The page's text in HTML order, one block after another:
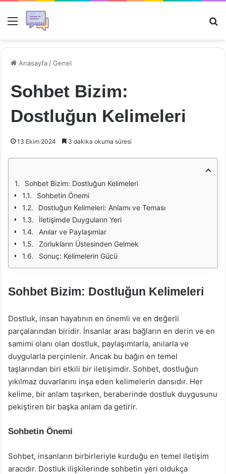
Menü
Anasayfa /Genel
Sohbet Bizim:
Dostluğun Kelimeleri
13 Ekim 2024 3 dakika okuma süresi
Sohbet Bizim: Dostluğun Kelimeleri
Sohbetin Önemi
Dostluğun Kelimeleri: Anlamı ve Teması
İletişimde Duyguların Yeri
Anılar ve Paylaşımlar
Zorlukların Üstesinden Gelmek
Sonuç: Kelimelerin Gücü
Sohbet Bizim: Dostluğun Kelimeleri
Dostluk, insan hayatının en önemli ve en değerli
parçalarından biridir. İnsanlar arası bağların en derin ve en
samimi olanı olan dostluk, paylaşımlarla, anılarla ve
duygularla perçinlenir. Ancak bu bağın en temel
taşlarından biri etkili bir iletişimdir. Sohbet, dostluğun
yıkılmaz duvarlarını inşa eden kelimelerin dansıdır. Her
kelime, bir anlam taşırken, beraberinde dostluk duygusunu
pekiştiren bir başka anlam da getirir.
Sohbetin Önemi
Sohbet, insanların birbirleriyle kurduğu en temel iletişim
aracıdır. Dostluk ilişkilerinde sohbetin yeri oldukça